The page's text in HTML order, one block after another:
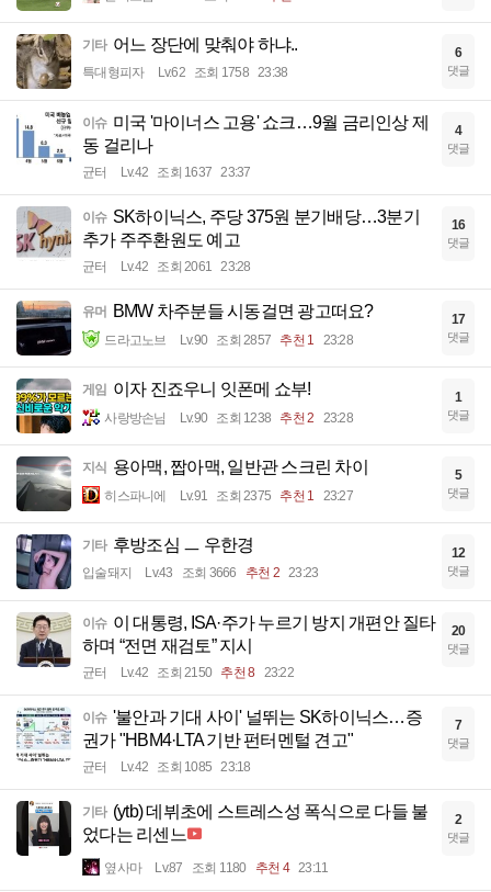
기타 어느 장단에 맞춰야 하냐..
특대형피자 Lv.62 조회 1758 23:38
6
댓글
이슈 미국 '마이너스 고용' 쇼크…9월 금리인상 제
동 걸리나
균터 Lv.42 조회 1637 23:37
4
댓글
이슈 SK하이닉스, 주당 375원 분기배당…3분기
추가 주주환원도 예고
균터 Lv.42 조회 2061 23:28
16
댓글
유머 BMW 차주분들 시동걸면 광고떠요?
드라고노브 Lv.90 조회 2857 추천 1 23:28
17
댓글
게임 이자 진죠우니 잇폰메 쇼부!
사랑방손님 Lv.90 조회 1238 추천 2 23:28
1
댓글
지식 용아맥, 짭아맥, 일반관 스크린 차이
히스파니에 Lv.91 조회 2375 추천 1 23:27
5
댓글
기타 후방조심 ㅡ 우한경
입술돼지 Lv.43 조회 3666 추천 2 23:23
12
댓글
이슈 이 대통령, ISA·주가 누르기 방지 개편안 질타
하며 “전면 재검토” 지시
균터 Lv.42 조회 2150 추천 8 23:22
20
댓글
이슈 '불안과 기대 사이' 널뛰는 SK하이닉스…증
권가 "HBM4·LTA 기반 펀터멘털 견고"
균터 Lv.42 조회 1085 23:18
7
댓글
기타 (ytb) 데뷔초에 스트레스성 폭식으로 다들 불
었다는 리센느
옆사마 Lv.87 조회 1180 추천 4 23:11
2
댓글